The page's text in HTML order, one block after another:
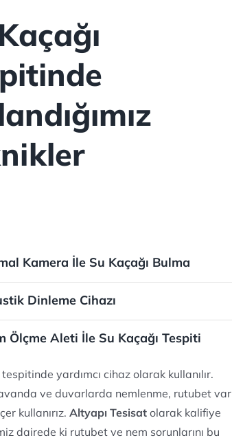
Kamera İle Su Kaçağı Bulma
Dinleme Cihazı
Ölçme Aleti İle Su Kaçağı Tespiti
tespitinde yardımcı cihaz olarak kullanılır.
ve duvarlarda nemlenme, rutubet var
kullanırız.Altyapı Tesisat olarak kalifiye
dairede ki rutubet ve nem sorunlarını bu